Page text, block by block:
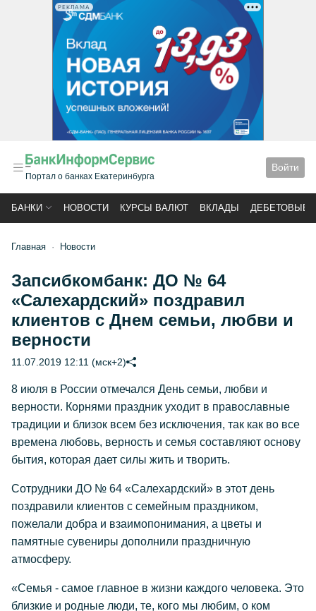
РЕКЛАМА
Портал о банках Екатеринбурга
Войти
БАНКИ НОВОСТИ КУРСЫ ВАЛЮТ ВКЛАДЫ ДЕБЕТОВЫЕ
Главная Новости
Запсибкомбанк: ДО № 64
«Салехардский» поздравил
клиентов с Днем семьи, любви и
верности
11.07.2019 12:11 (мск+2)
8 июля в России отмечался День семьи, любви и
верности. Корнями праздник уходит в православные
традиции и близок всем без исключения, так как во все
времена любовь, верность и семья составляют основу
бытия, которая дает силы жить и творить.
Сотрудники ДО № 64 «Салехардский» в этот день
поздравили клиентов с семейным праздником,
пожелали добра и взаимопонимания, а цветы и
памятные сувениры дополнили праздничную
атмосферу.
«Семья - самое главное в жизни каждого человека. Это
близкие и родные люди, те, кого мы любим, о ком